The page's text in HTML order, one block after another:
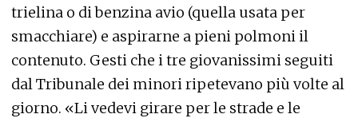
trielina o di benzina avio (quella usata per
smacchiare) e aspirarne a pieni polmoni il
contenuto. Gesti che i tre giovanissimi seguiti
dal Tribunale dei minori ripetevano più volte al
giorno. «Li vedevi girare per le strade e le